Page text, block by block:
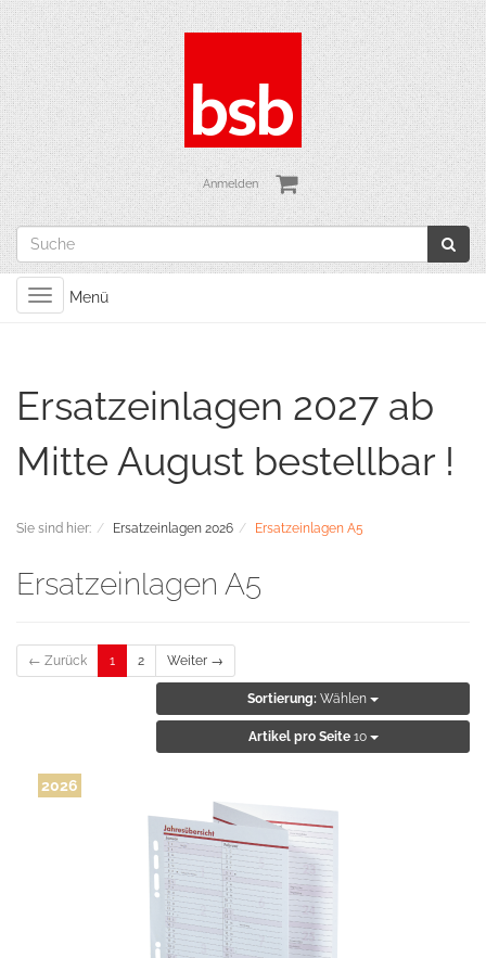
Anmelden
Toggle
navigation
Menü
Ersatzeinlagen 2027 ab
Mitte August bestellbar !
Sie sind hier: Ersatzeinlagen 2026 Ersatzeinlagen A5
Ersatzeinlagen A5
← Zurück 1 2 Weiter →
Sortierung: Wählen
Artikel pro Seite 10
2026